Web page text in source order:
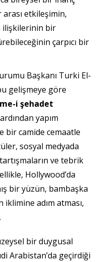
etkileşimin,
ilişkilerinin bir
çarpıcı bir
Başkanı Turki El-
gelişmeye göre
i şehadet
yapım
camide cemaatle
sosyal medyada
ve tebrik
Hollywood’da
bir yüzün, bambaşka
adım atması,
bir duygusal
Arabistan’da geçirdiği